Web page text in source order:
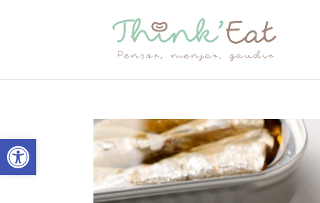
Obre la barra d'eines